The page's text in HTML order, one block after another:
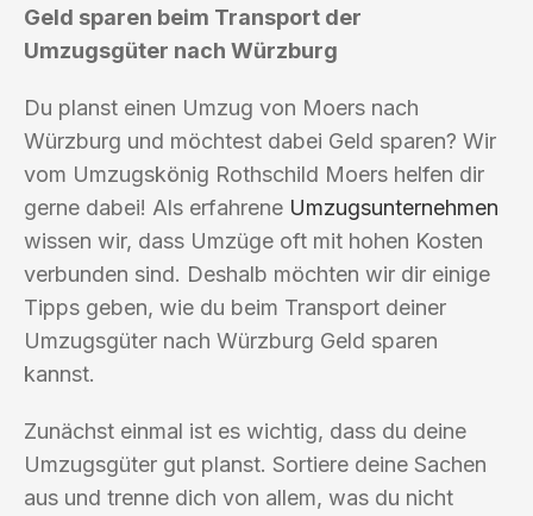
Geld sparen beim Transport der
Umzugsgüter nach Würzburg
Du planst einen Umzug von Moers nach
Würzburg und möchtest dabei Geld sparen? Wir
vom Umzugskönig Rothschild Moers helfen dir
gerne dabei! Als erfahrene Umzugsunternehmen
wissen wir, dass Umzüge oft mit hohen Kosten
verbunden sind. Deshalb möchten wir dir einige
Tipps geben, wie du beim Transport deiner
Umzugsgüter nach Würzburg Geld sparen
kannst.
Zunächst einmal ist es wichtig, dass du deine
Umzugsgüter gut planst. Sortiere deine Sachen
aus und trenne dich von allem, was du nicht